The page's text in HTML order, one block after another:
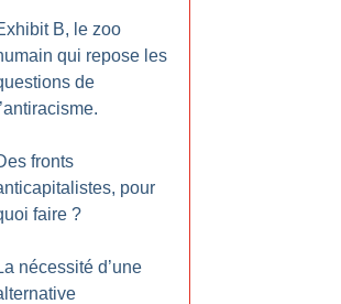
B, le zoo
qui repose les
de
l’antiracisme.
fronts
pour
faire ?
nécessité d’une